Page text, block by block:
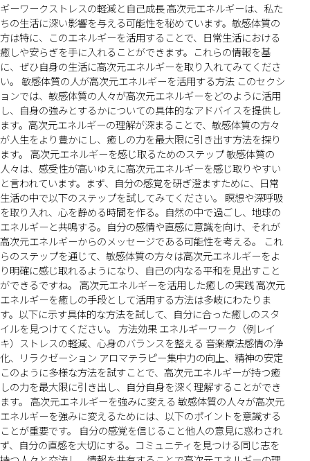
ギーワークストレスの軽減と自己成長 高次元エネルギーは、私た
ちの生活に深い影響を与える可能性を秘めています。敏感体質の
方は特に、このエネルギーを活用することで、日常生活における
癒しや安らぎを手に入れることができます。これらの情報を基
に、ぜひ自身の生活に高次元エネルギーを取り入れてみてくださ
い。 敏感体質の人が高次元エネルギーを活用する方法 このセクシ
ョンでは、敏感体質の人々が高次元エネルギーをどのように活用
し、自身の強みとするかについての具体的なアドバイスを提供し
ます。高次元エネルギーの理解が深まることで、敏感体質の方々
が人生をより豊かにし、癒しの力を最大限に引き出す方法を探り
ます。 高次元エネルギーを感じ取るためのステップ 敏感体質の
人々は、感受性が高いゆえに高次元エネルギーを感じ取りやすい
と言われています。まず、自分の感覚を研ぎ澄ますために、日常
生活の中で以下のステップを試してみてください。 瞑想や深呼吸
を取り入れ、心を静める時間を作る。自然の中で過ごし、地球の
エネルギーと共鳴する。自分の感情や直感に意識を向け、それが
高次元エネルギーからのメッセージである可能性を考える。 これ
らのステップを通じて、敏感体質の方々は高次元エネルギーをよ
り明確に感じ取れるようになり、自己の内なる平和を見出すこと
ができるですね。 高次元エネルギーを活用した癒しの実践 高次元
エネルギーを癒しの手段として活用する方法は多岐にわたりま
す。以下に示す具体的な方法を試して、自分に合った癒しのスタ
イルを見つけてください。 方法効果 エネルギーワーク（例レイ
キ）ストレスの軽減、心身のバランスを整える 音楽療法感情の浄
化、リラクゼーション アロマテラピー集中力の向上、精神の安定
このように多様な方法を試すことで、高次元エネルギーが持つ癒
しの力を最大限に引き出し、自分自身を深く理解することができ
ます。 高次元エネルギーを強みに変える 敏感体質の人々が高次元
エネルギーを強みに変えるためには、以下のポイントを意識する
ことが重要です。 自分の感覚を信じること他人の意見に惑わされ
ず、自分の直感を大切にする。コミュニティを見つける同じ志を